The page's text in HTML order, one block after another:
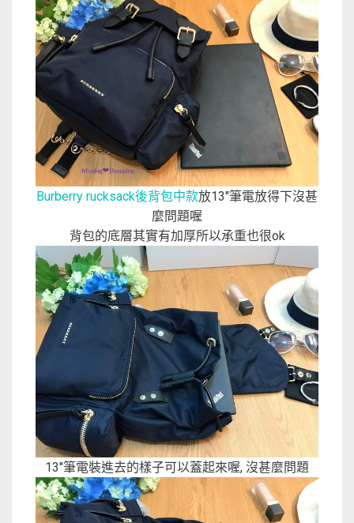
Burberry rucksack後背包中款放13″筆電放得下沒甚
麼問題喔
背包的底層其實有加厚所以承重也很ok
13″筆電裝進去的樣子可以蓋起來喔, 沒甚麼問題